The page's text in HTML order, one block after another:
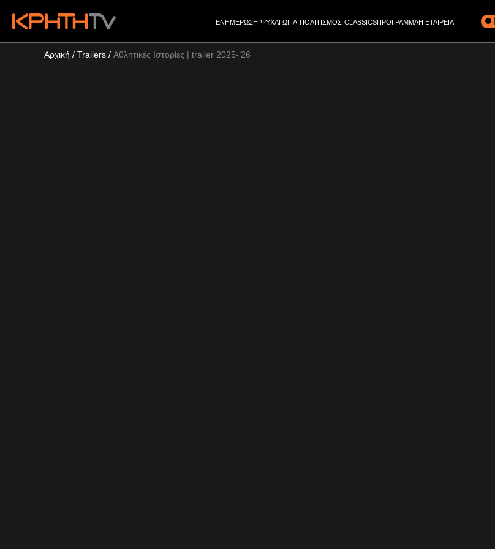
ΕΝΗΜΕΡΩΣΗ ΨΥΧΑΓΩΓΙΑ ΠΟΛΙΤΙΣΜΟΣ CLASSICSΠΡΟΓΡΑΜΜΑΗ ΕΤΑΙΡΕΙΑ
Αρχική /Trailers /Αθλητικές Ιστορίες | trailer 2025-’26